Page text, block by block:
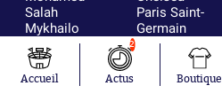
Salah
Mykhailo
Mudryk
Neymar
Khalis Merah
Paris Saint-
Germain
Bordeaux
Olympique
lyonnais
Accueil
2
Actus Boutique